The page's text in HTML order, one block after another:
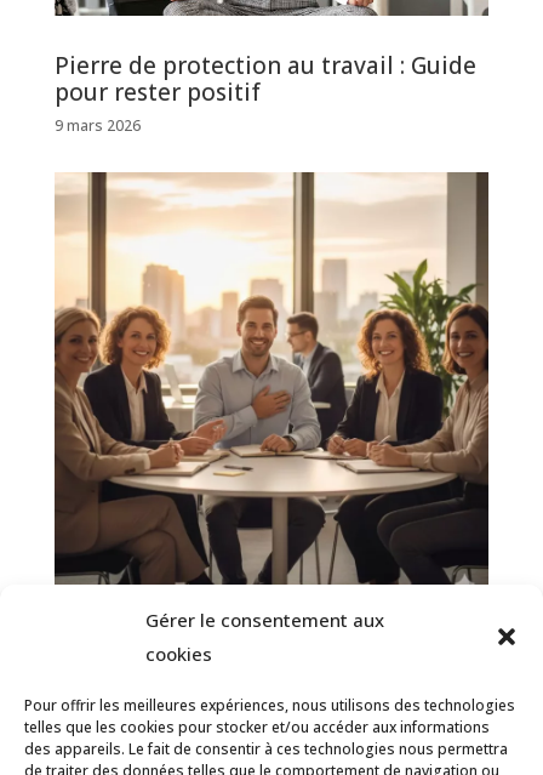
Gérer le consentement aux
cookies
Pour offrir les meilleures expériences, nous utilisons des technologies
telles que les cookies pour stocker et/ou accéder aux informations
des appareils. Le fait de consentir à ces technologies nous permettra
de traiter des données telles que le comportement de navigation ou
Pierre de protection au travail : Guide
pour rester positif
9 mars 2026
Reconnaissance au travail : Redonner
2 mars 2026